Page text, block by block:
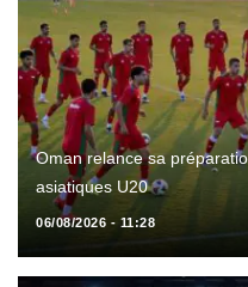
Oman relance sa
asiatiques U20
06/08/2026 - 11:28